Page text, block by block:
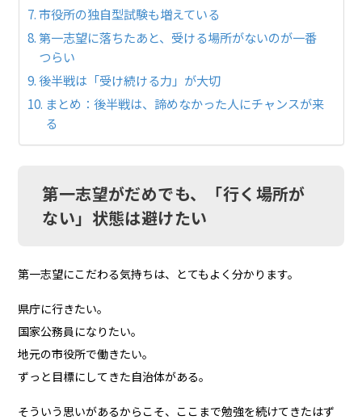
市役所の独自型試験も増えている
第一志望に落ちたあと、受ける場所がないのが一番
つらい
後半戦は「受け続ける力」が大切
まとめ：後半戦は、諦めなかった人にチャンスが来
る
第一志望がだめでも、「行く場所が
ない」状態は避けたい
第一志望にこだわる気持ちは、とてもよく分かります。
県庁に行きたい。
国家公務員になりたい。
地元の市役所で働きたい。
ずっと目標にしてきた自治体がある。
そういう思いがあるからこそ、ここまで勉強を続けてきたはず